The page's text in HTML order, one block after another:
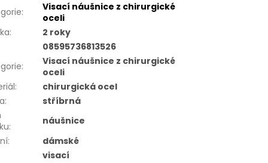
:
Visací náušnice z chirurgické
oceli
:
2 roky
08595736813526
:
Visací náušnice z chirurgické
oceli
:
chirurgická ocel
:
stříbrná
:
náušnice
:
dámské
visací